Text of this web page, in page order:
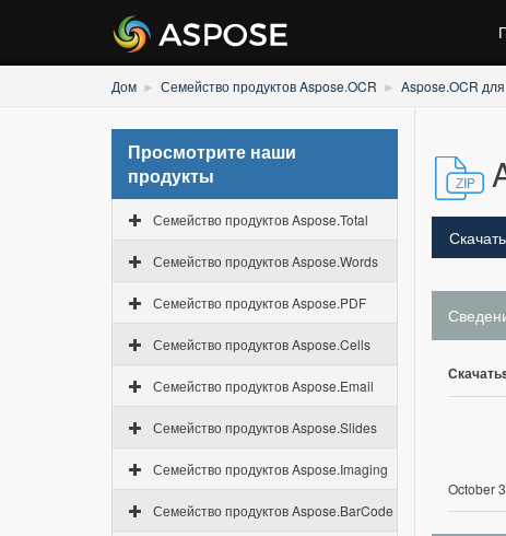
Дом Семейство продуктов Aspose.OCR Aspose.OCR
Просмотрите наши
продукты
Семейство продуктов Aspose.Total
Семейство продуктов Aspose.Words
Семейство продуктов Aspose.PDF
Семейство продуктов Aspose.Cells
Семейство продуктов Aspose.Email
Семейство продуктов Aspose.Slides
Семейство продуктов Aspose.Imaging
Семейство продуктов Aspose.BarCode
Скачать
October